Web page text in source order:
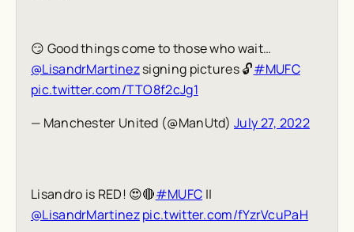
😏 Good things come to those who wait…
@LisandrMartinezsigning pictures 🔓#MUFC
pic.twitter.com/TTO8f2cJg1
— Manchester United (@ManUtd)July 27, 2022
Lisandro is RED! 😍🔴#MUFC ||
@LisandrMartinezpic.twitter.com/fYzrVcuPaH